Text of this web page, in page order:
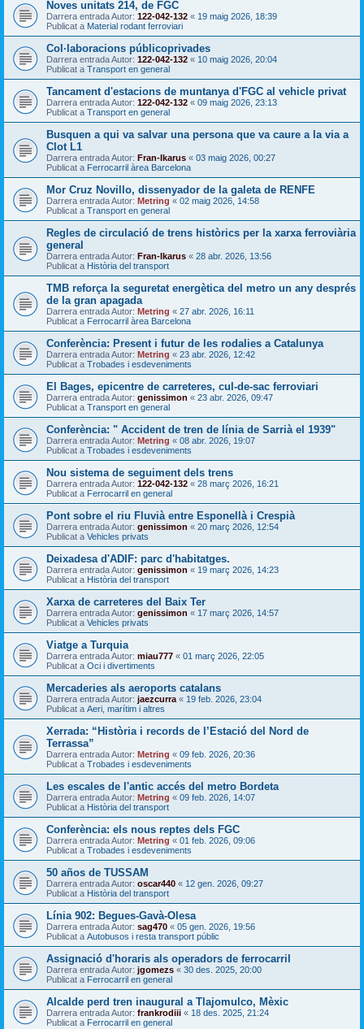
Noves unitats 214, de FGC
Darrera entrada Autor: 122-042-132 « 19 maig 2026, 18:39
Publicat a Material rodant ferroviari
Col·laboracions públicoprivades
Darrera entrada Autor: 122-042-132 « 10 maig 2026, 20:04
Publicat a Transport en general
Tancament d'estacions de muntanya d'FGC al vehicle privat
Darrera entrada Autor: 122-042-132 « 09 maig 2026, 23:13
Publicat a Transport en general
Busquen a qui va salvar una persona que va caure a la via a
Clot L1
Darrera entrada Autor: Fran-Ikarus « 03 maig 2026, 00:27
Publicat a Ferrocarril àrea Barcelona
Mor Cruz Novillo, dissenyador de la galeta de RENFE
Darrera entrada Autor: Metring « 02 maig 2026, 14:58
Publicat a Transport en general
Regles de circulació de trens històrics per la xarxa ferroviària
general
Darrera entrada Autor: Fran-Ikarus « 28 abr. 2026, 13:56
Publicat a Història del transport
TMB reforça la seguretat energètica del metro un any després
de la gran apagada
Darrera entrada Autor: Metring « 27 abr. 2026, 16:11
Publicat a Ferrocarril àrea Barcelona
Conferència: Present i futur de les rodalies a Catalunya
Darrera entrada Autor: Metring « 23 abr. 2026, 12:42
Publicat a Trobades i esdeveniments
El Bages, epicentre de carreteres, cul-de-sac ferroviari
Darrera entrada Autor: genissimon « 23 abr. 2026, 09:47
Publicat a Transport en general
Conferència: " Accident de tren de línia de Sarrià el 1939"
Darrera entrada Autor: Metring « 08 abr. 2026, 19:07
Publicat a Trobades i esdeveniments
Nou sistema de seguiment dels trens
Darrera entrada Autor: 122-042-132 « 28 març 2026, 16:21
Publicat a Ferrocarril en general
Pont sobre el riu Fluvià entre Esponellà i Crespià
Darrera entrada Autor: genissimon « 20 març 2026, 12:54
Publicat a Vehicles privats
Deixadesa d'ADIF: parc d'habitatges.
Darrera entrada Autor: genissimon « 19 març 2026, 14:23
Publicat a Història del transport
Xarxa de carreteres del Baix Ter
Darrera entrada Autor: genissimon « 17 març 2026, 14:57
Publicat a Vehicles privats
Viatge a Turquia
Darrera entrada Autor: miau777 « 01 març 2026, 22:05
Publicat a Oci i divertiments
Mercaderies als aeroports catalans
Darrera entrada Autor: jaezcurra « 19 feb. 2026, 23:04
Publicat a Aeri, marítim i altres
Xerrada: “Història i records de l’Estació del Nord de
Terrassa”
Darrera entrada Autor: Metring « 09 feb. 2026, 20:36
Publicat a Trobades i esdeveniments
Les escales de l'antic accés del metro Bordeta
Darrera entrada Autor: Metring « 09 feb. 2026, 14:07
Publicat a Història del transport
Conferència: els nous reptes dels FGC
Darrera entrada Autor: Metring « 01 feb. 2026, 09:06
Publicat a Trobades i esdeveniments
50 años de TUSSAM
Darrera entrada Autor: oscar440 « 12 gen. 2026, 09:27
Publicat a Història del transport
Línia 902: Begues-Gavà-Olesa
Darrera entrada Autor: sag470 « 05 gen. 2026, 19:56
Publicat a Autobusos i resta transport públic
Assignació d'horaris als operadors de ferrocarril
Darrera entrada Autor: jgomezs « 30 des. 2025, 20:00
Publicat a Ferrocarril en general
Alcalde perd tren inaugural a Tlajomulco, Mèxic
Darrera entrada Autor: frankrodiii « 18 des. 2025, 21:24
Publicat a Ferrocarril en general